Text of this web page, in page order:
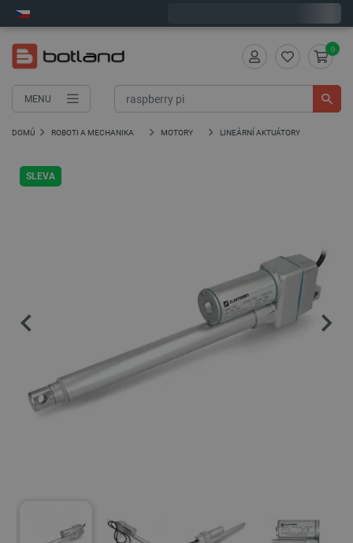
MENU
0
DOMŮ ROBOTI A MECHANIKA MOTORY LINEÁRNÍ AKTUÁTORY
SLEVA